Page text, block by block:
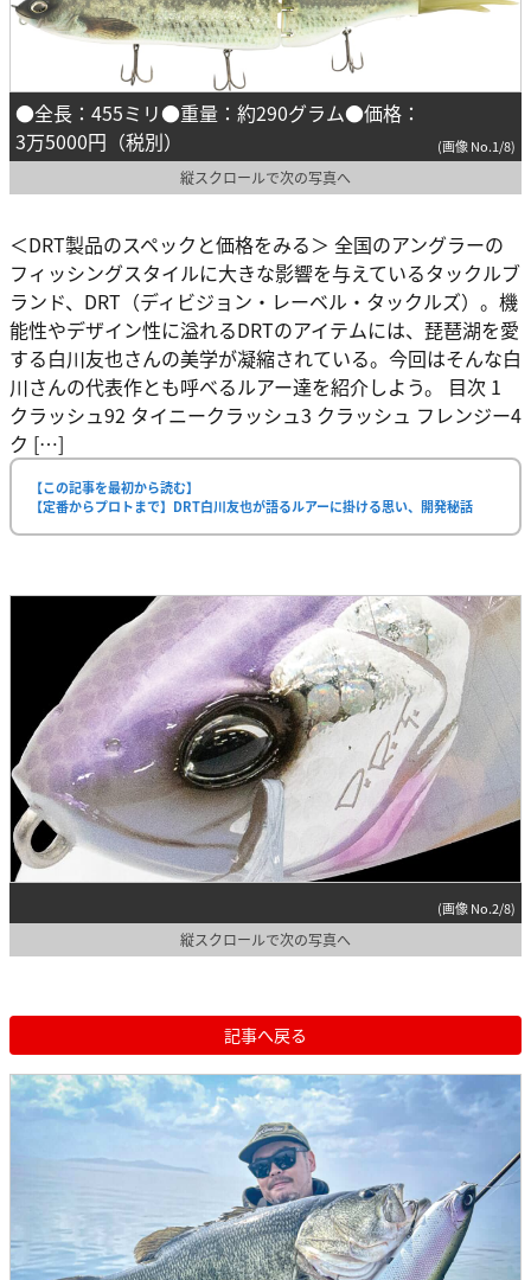
●全長：455ミリ●重量：約290グラム●価格：
3万5000円（税別）
(画像 No.1/8)
縦スクロールで次の写真へ
＜DRT製品のスペックと価格をみる＞ 全国のアングラーの
フィッシングスタイルに大きな影響を与えているタックルブ
ランド、DRT（ディビジョン・レーベル・タックルズ）。機
能性やデザイン性に溢れるDRTのアイテムには、琵琶湖を愛
する白川友也さんの美学が凝縮されている。今回はそんな白
川さんの代表作とも呼べるルアー達を紹介しよう。 目次 1
クラッシュ92 タイニークラッシュ3 クラッシュ フレンジー4
ク […]
【この記事を最初から読む】
【定番からプロトまで】DRT白川友也が語るルアーに掛ける思い、開発秘話
(画像 No.2/8)
縦スクロールで次の写真へ
記事へ戻る